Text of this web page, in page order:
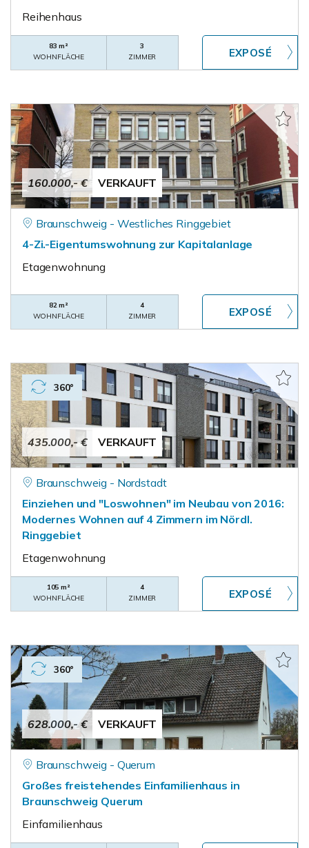
Reihenhaus
83 m²
WOHNFLÄCHE
3
ZIMMER
160.000,- € VERKAUFT
Braunschweig - Westliches Ringgebiet
4-Zi.-Eigentumswohnung zur Kapitalanlage
Etagenwohnung
82 m²
WOHNFLÄCHE
4
ZIMMER
435.000,- € VERKAUFT
360°
Braunschweig - Nordstadt
Einziehen und "Loswohnen" im Neubau von 2016:
Modernes Wohnen auf 4 Zimmern im Nördl.
Ringgebiet
Etagenwohnung
105 m²
WOHNFLÄCHE
4
ZIMMER
628.000,- € VERKAUFT
360°
Braunschweig - Querum
Großes freistehendes Einfamilienhaus in
Braunschweig Querum
Einfamilienhaus